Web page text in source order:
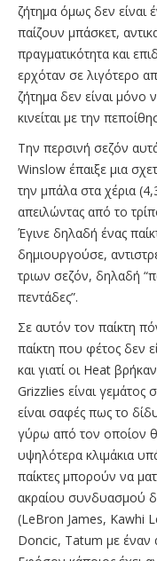
ζήτημα όμως δεν
παίζουν μπάσκετ,
πραγματικότητα και
ερχόταν σε λιγότερο
ζήτημα δεν είναι μόνο
κινείται με την
Την περσινή σεζόν
Winslow έπαιξε μια
την μπάλα στα χέρια
απειλώντας από το
Έγινε δηλαδή ένας
δημιουργούσε,
τριων σεζόν, δηλαδή
πεντάδες”.
Σε αυτόν τον παίκτη
παίκτη που φέτος δεν
και γιατί οι Heat
Grizzlies είναι γεμάτος
είναι σαφές πως το
γύρω από τον οποίον
υψηλότερα κλιμάκια
παίκτες μπορούν να
ακραίου συνδυασμού
(LeBron James, Kawhi
Doncic, Tatum με έναν